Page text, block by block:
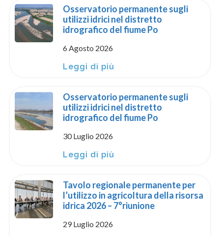
Osservatorio permanente sugli
utilizzi idrici nel distretto
idrografico del fiume Po
6 Agosto 2026
Leggi di più
Osservatorio permanente sugli
utilizzi idrici nel distretto
idrografico del fiume Po
30 Luglio 2026
Leggi di più
Tavolo regionale permanente per
l’utilizzo in agricoltura della risorsa
idrica 2026 – 7°riunione
29 Luglio 2026